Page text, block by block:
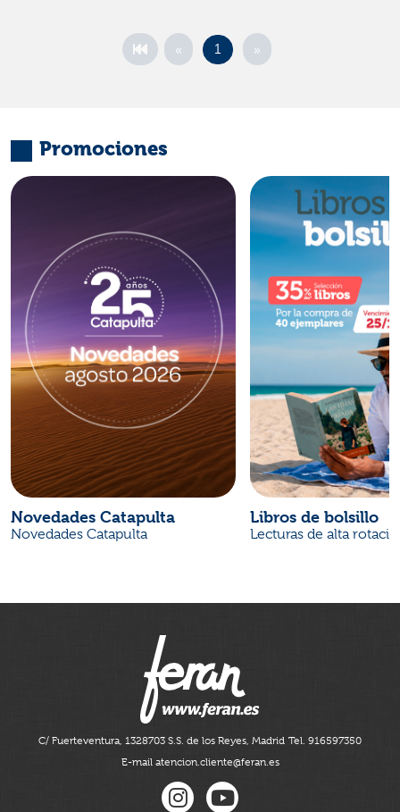
« 1 »
Promociones
Novedades Catapulta
Novedades Catapulta
Libros de bolsillo
Lecturas de alta
C/ Fuerteventura, 1328703 S.S. de los Reyes, Madrid Tel. 916597350
E-mail atencion.cliente@feran.es